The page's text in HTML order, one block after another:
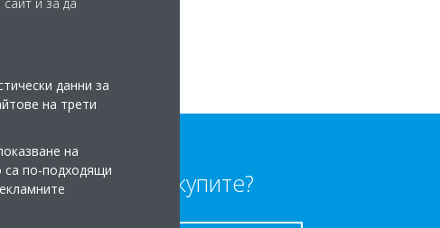
Къде да купите?
данни за
на трети
на
са по-подходящи